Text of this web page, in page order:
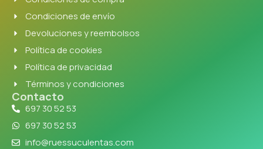
Condiciones de envío
Devoluciones y reembolsos
Política de cookies
Política de privacidad
Términos y condiciones
Contacto
697 30 52 53
697 30 52 53
info@ruessuculentas.com